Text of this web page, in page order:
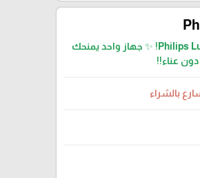
✨ ودّعي الشعر الزائد بسهولة مع Philips Lumea 9000! ✨ جهاز واحد يمنحك
عناء!!
بالشراء